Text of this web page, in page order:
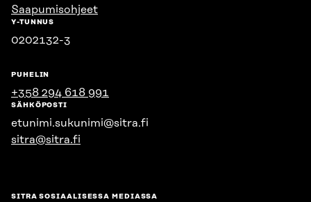
Saapumisohjeet
Y-TUNNUS
0202132-3
PUHELIN
+358 294 618 991
SÄHKÖPOSTI
etunimi.sukunimi@sitra.fi
sitra@sitra.fi
SITRA SOSIAALISESSA MEDIASSA